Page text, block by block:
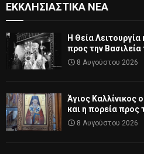
ΕΚΚΛΗΣΙΑΣΤΙΚΆ ΝΈΑ
Η Θεία
προς την
8 Αυγούστου 2026
Άγιος Καλλίνικος
και η πορεία προς
8 Αυγούστου 2026